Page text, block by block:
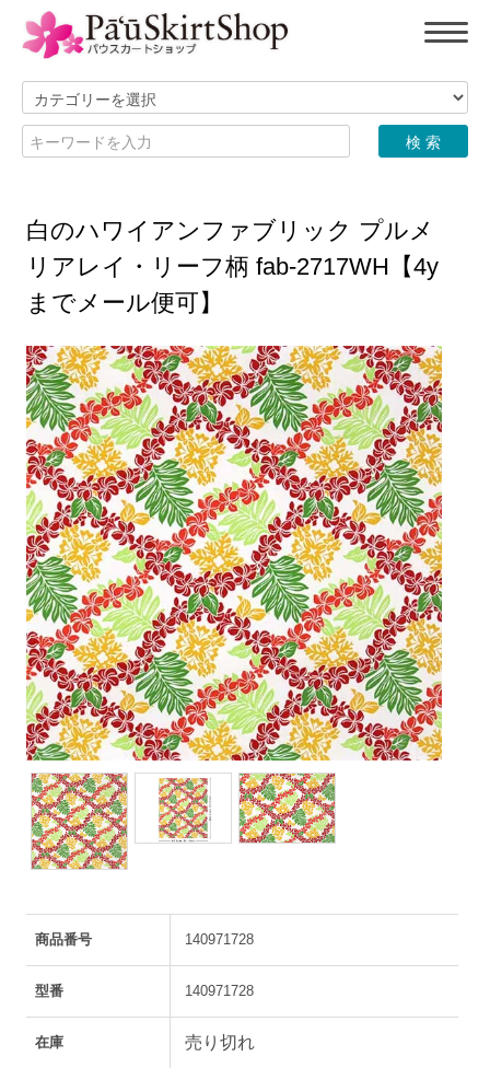
白のハワイアンファブリック プルメ
リアレイ・リーフ柄 fab-2717WH【4y
までメール便可】
商品番号 140971728
型番 140971728
在庫 売り切れ